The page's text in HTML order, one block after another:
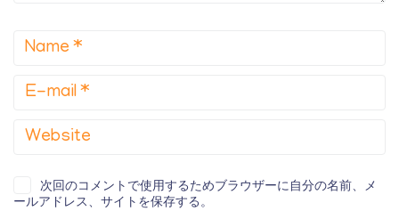
次回のコメントで使用するためブラウザーに自分の名前、メ
ールアドレス、サイトを保存する。